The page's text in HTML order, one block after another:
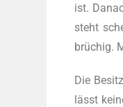
ist.
steht
brü­chig.
Die
lässt